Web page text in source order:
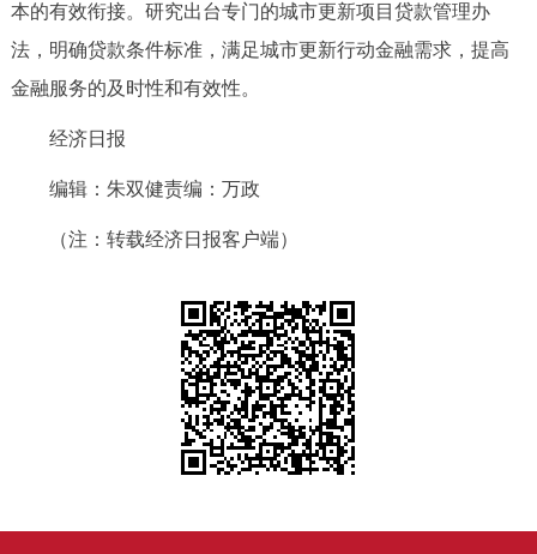
本的有效衔接。研究出台专门的城市更新项目贷款管理办
法，明确贷款条件标准，满足城市更新行动金融需求，提高
金融服务的及时性和有效性。
经济日报
编辑：朱双健责编：万政
（注：转载经济日报客户端）